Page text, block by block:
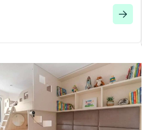
d’une suite parentale avec salle de
et des transports, cet appartement
généreux.